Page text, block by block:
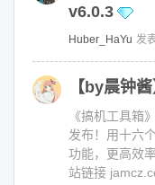
v6.0.3
Huber_HaYu 发
【by晨钟
《搞机工具箱
发布！用十六
功能，更高效
站链接